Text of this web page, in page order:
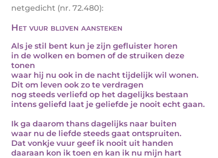
netgedicht (nr. 72.480):
Het vuur blijven aansteken
Als je stil bent kun je zijn gefluister horen
in de wolken en bomen of de struiken deze
tonen
waar hij nu ook in de nacht tijdelijk wil wonen.
Dit om leven ook zo te verdragen
nog steeds verliefd op het dagelijks bestaan
intens geliefd laat je geliefde je nooit echt gaan.
Ik ga daarom thans dagelijks naar buiten
waar nu de liefde steeds gaat ontspruiten.
Dat vonkje vuur geef ik nooit uit handen
daaraan kon ik toen en kan ik nu mijn hart